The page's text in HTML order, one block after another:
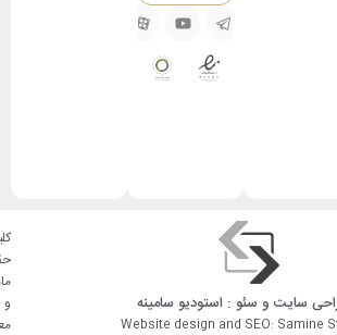
سایت و سئو : استودیو سامینه
Website design and SEO: Samine
و